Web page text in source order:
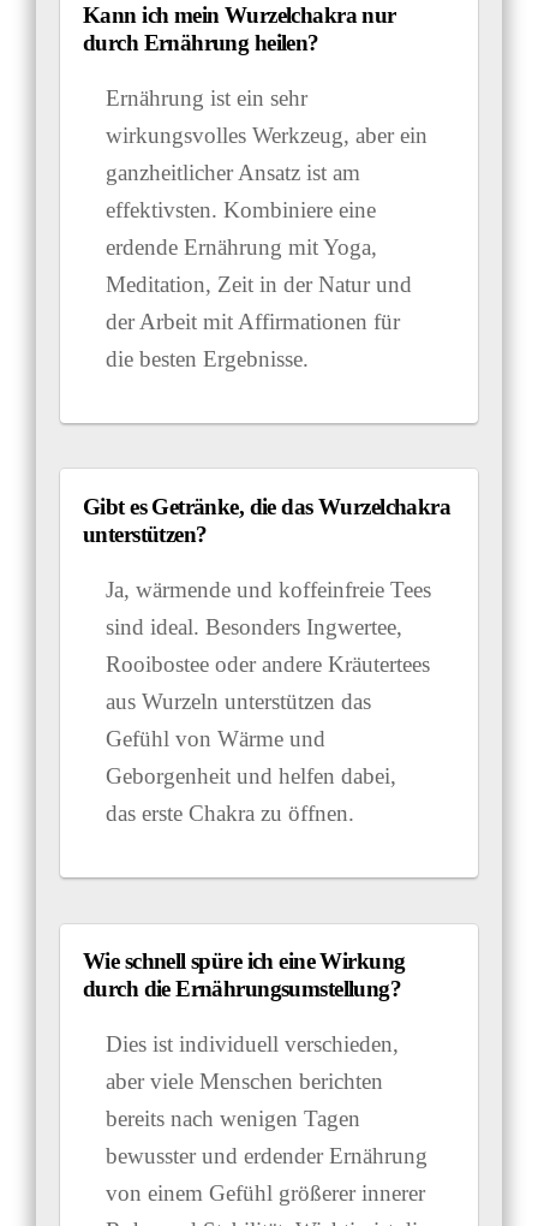
Kann ich mein Wurzelchakra nur
durch Ernährung heilen?
Ernährung ist ein sehr
wirkungsvolles Werkzeug, aber ein
ganzheitlicher Ansatz ist am
effektivsten. Kombiniere eine
erdende Ernährung mit Yoga,
Meditation, Zeit in der Natur und
der Arbeit mit Affirmationen für
die besten Ergebnisse.
Gibt es Getränke, die das Wurzelchakra
unterstützen?
Ja, wärmende und koffeinfreie Tees
sind ideal. Besonders Ingwertee,
Rooibostee oder andere Kräutertees
aus Wurzeln unterstützen das
Gefühl von Wärme und
Geborgenheit und helfen dabei,
das erste Chakra zu öffnen.
Wie schnell spüre ich eine Wirkung
durch die Ernährungsumstellung?
Dies ist individuell verschieden,
aber viele Menschen berichten
bereits nach wenigen Tagen
bewusster und erdender Ernährung
von einem Gefühl größerer innerer